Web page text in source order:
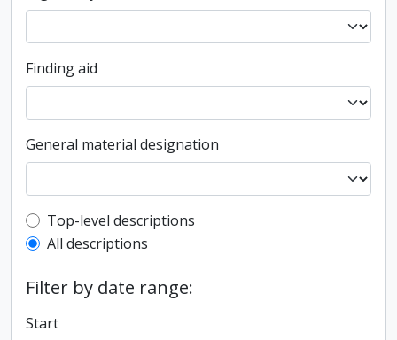
Finding aid
General material designation
Top-level description filter
Top-level descriptions
All descriptions
Filter by date range:
Start